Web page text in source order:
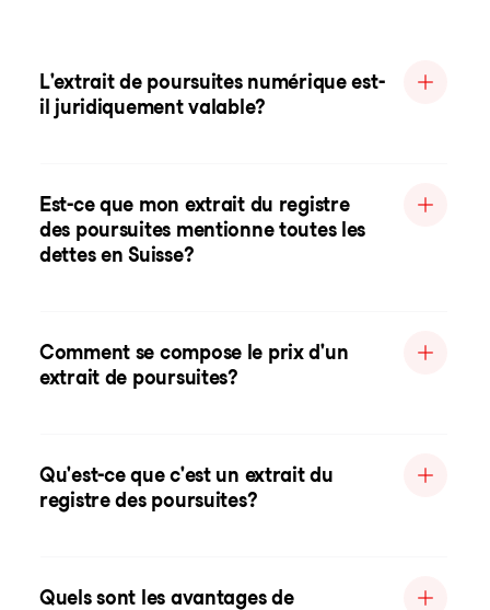
L'extrait de poursuites numérique est-
il juridiquement valable?
Est-ce que mon extrait du registre
des poursuites mentionne toutes les
dettes en Suisse?
Comment se compose le prix d'un
extrait de poursuites?
Qu'est-ce que c'est un extrait du
registre des poursuites?
Quels sont les avantages de